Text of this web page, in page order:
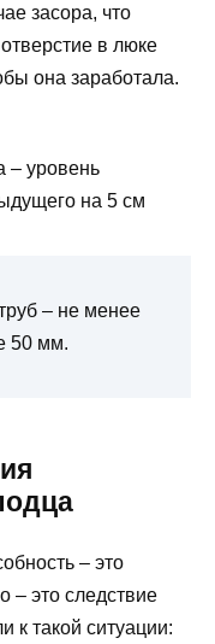
засора, что
в люке
она заработала.
– уровень
на 5 см
– не менее
50 мм.
– это
– это следствие
к такой ситуации: